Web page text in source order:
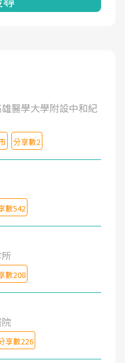
醫學大學附設中和紀
分享數2
數542
數208
享數226